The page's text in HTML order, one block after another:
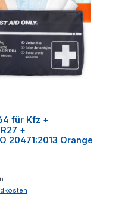
für Kfz +
+
20471:2013 Orange